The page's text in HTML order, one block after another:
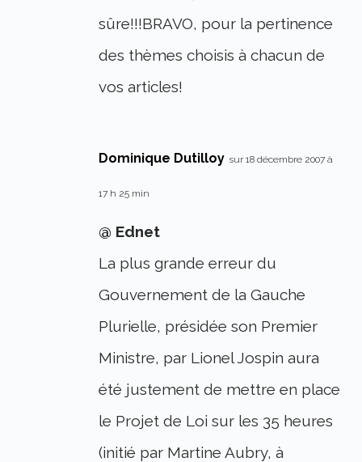
sûre!!!BRAVO, pour la pertinence
des thèmes choisis à chacun de
vos articles!
Dominique Dutilloy sur 18 décembre 2007 à
17 h 25 min
@ Ednet
La plus grande erreur du
Gouvernement de la Gauche
Plurielle, présidée son Premier
Ministre, par Lionel Jospin aura
été justement de mettre en place
le Projet de Loi sur les 35 heures
(initié par Martine Aubry, à